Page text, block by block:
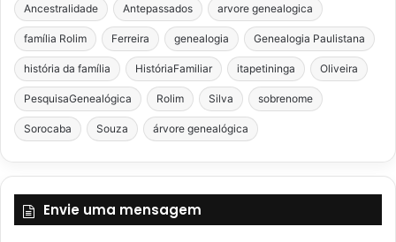
Ancestralidade Antepassados arvore genealogica
família Rolim Ferreira genealogia Genealogia Paulistana
história da família HistóriaFamiliar itapetininga Oliveira
PesquisaGenealógica Rolim Silva sobrenome
Sorocaba Souza árvore genealógica
Envie uma mensagem